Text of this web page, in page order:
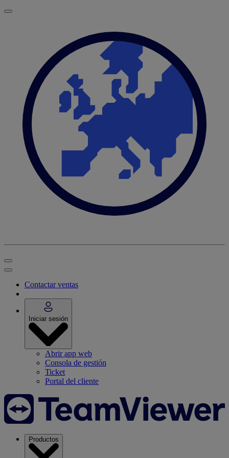
Contactar ventas
Iniciar sesión
Abrir app web
Consola de gestión
Ticket
Portal del cliente
Productos